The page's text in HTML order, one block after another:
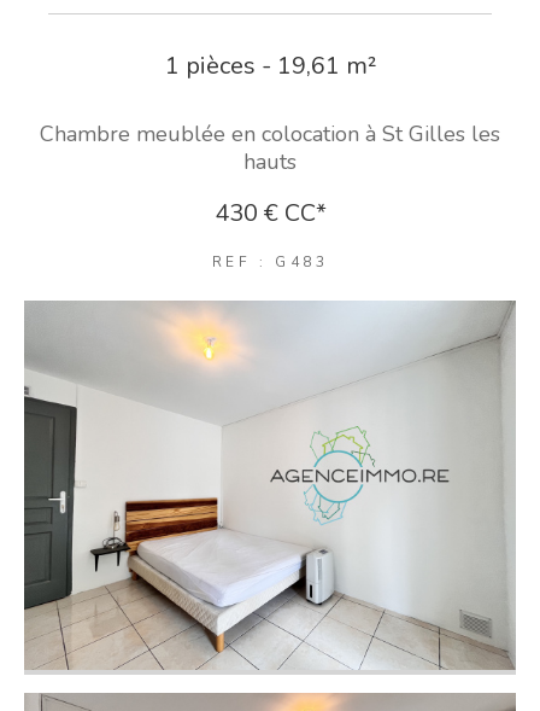
1 pièces - 19,61 m²
Chambre meublée en colocation à St Gilles les
hauts
430 € CC*
REF : G483